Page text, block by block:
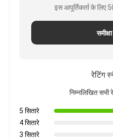
इस आपूर्तिकर्ता के लिए
रेटिंग
निम्नलिखित सभी
5 सितारे
4 सितारे
3 सितारे